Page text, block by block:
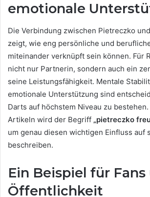
emotionale
Die Verbindung zwischen Pietreczko
zeigt, wie eng persönliche und
miteinander verknüpft sein können. Für
nicht nur Partnerin, sondern auch ein
seine Leistungsfähigkeit. Mentale
emotionale Unterstützung sind
Darts auf höchstem Niveau zu
Artikeln wird der Begriff „pietreczko
um genau diesen wichtigen Einfluss auf
beschreiben.
Ein Beispiel für Fans
Öffentlichkeit